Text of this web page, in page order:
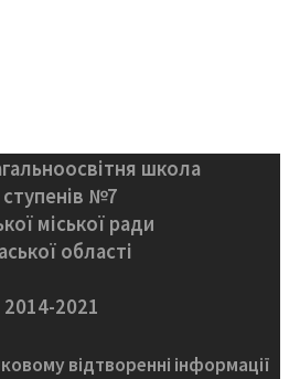
школа
ступенів №7
міської ради
області
2021
відтворенні інформації